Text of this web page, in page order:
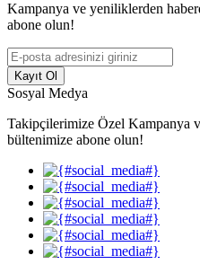
Kampanya ve yeniliklerden
abone olun!
Kayıt Ol
Sosyal Medya
Takipçilerimize Özel Kampanya
bültenimize abone olun!